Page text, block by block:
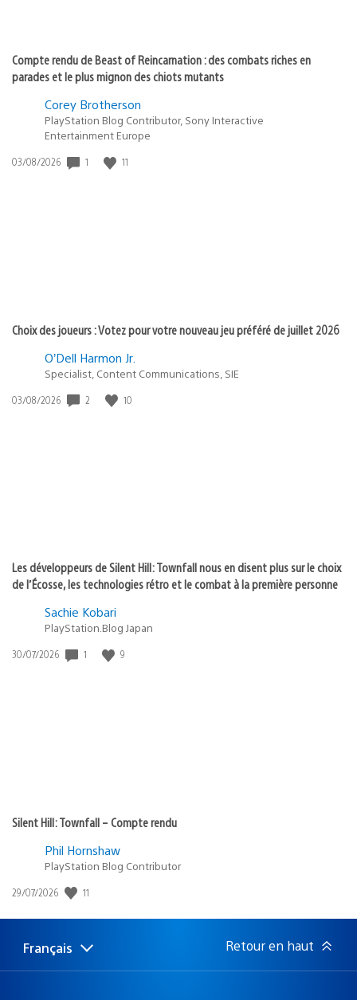
Compte rendu de Beast of Reincarnation : des combats riches en
parades et le plus mignon des chiots mutants
Corey Brotherson
PlayStation Blog Contributor, Sony Interactive
Entertainment Europe
Date
03/08/2026 1 11
Choix des joueurs : Votez pour votre nouveau jeu préféré de juillet 2026
O’Dell Harmon Jr.
Specialist, Content Communications, SIE
Date
03/08/2026 2 10
Les développeurs de Silent Hill: Townfall nous en disent plus sur le choix
de l’Écosse, les technologies rétro et le combat à la première personne
Sachie Kobari
PlayStation.Blog Japan
Date
30/07/2026 1 9
Silent Hill: Townfall – Compte rendu
Phil Hornshaw
PlayStation Blog Contributor
Date
publication
29/07/2026 11
Choisir
Région
Français Retour en haut